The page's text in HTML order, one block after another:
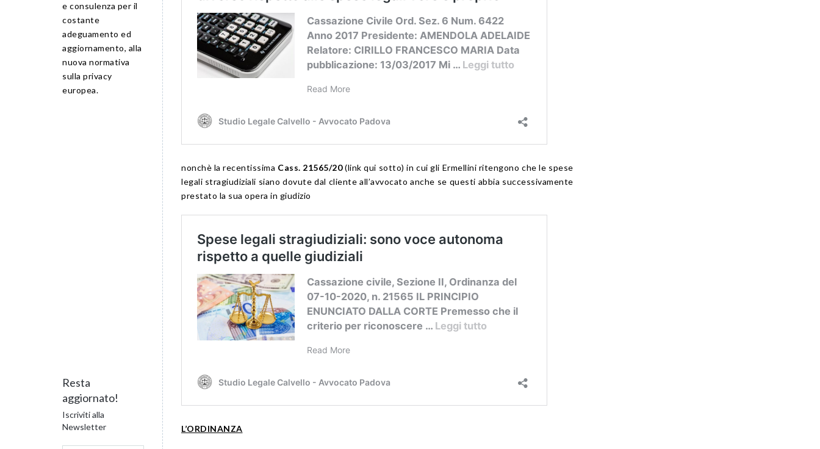
e consulenza per il
costante
adeguamento ed
aggiornamento, alla
nuova normativa
sulla privacy
europea.
Resta
aggiornato!
Iscriviti alla
Newsletter
nonchè la recentissima Cass. 21565/20(link qui sotto) in cui gli Ermellini ritengono che le spese
legali stragiudiziali siano dovute dal cliente all’avvocato anche se questi abbia successivamente
prestato la sua opera in giudizio
L’ORDINANZA